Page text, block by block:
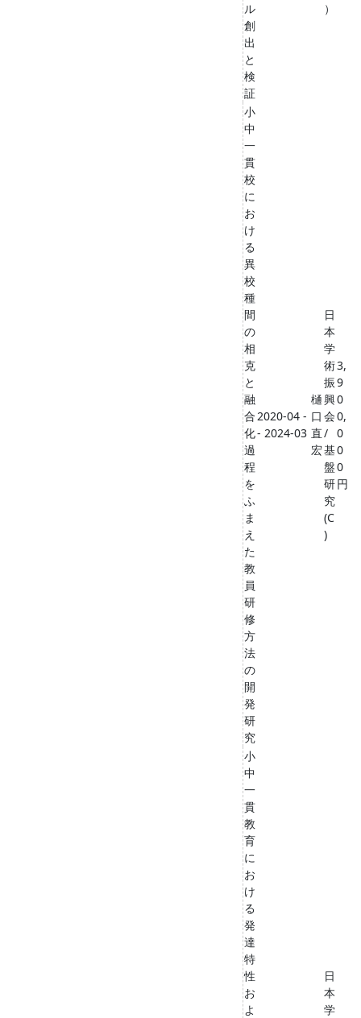
ル
創
出
と
検
証
）
小
中
一
貫
校
に
お
け
る
異
校
種
間
の
相
克
と
融
合
化
過
程
を
ふ
ま
え
た
教
員
研
修
方
法
の
開
発
研
究
2020-04 -
- 2024-03
樋
口
直
宏
日
本
学
術
振
興
会
/
基
盤
研
究
(C
)
3,
9
0
0,
0
0
0
円
小
中
一
貫
教
育
に
お
け
る
発
達
特
性
お
よ
日
本
学